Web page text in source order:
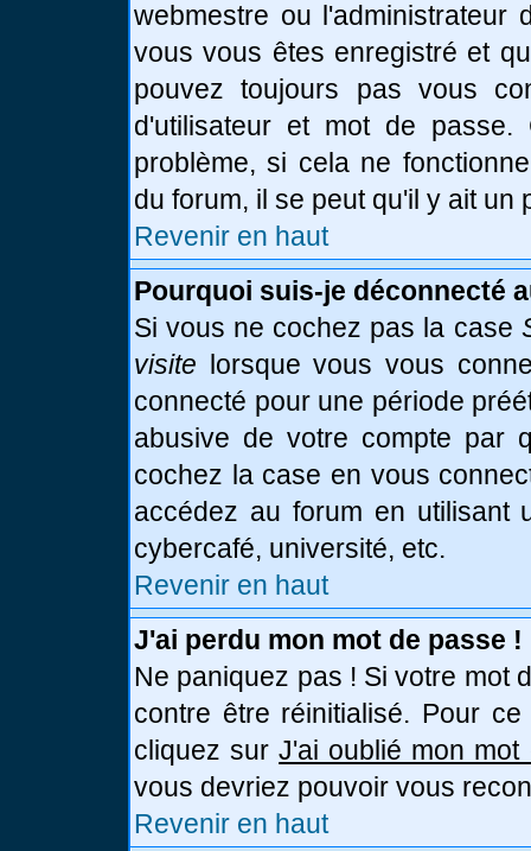
webmestre ou l'administrateur
vous vous êtes enregistré et
pouvez toujours pas vous
d'utilisateur et mot de
problème, si cela ne
du forum, il se peut qu'il y ait un
Revenir en haut
Pourquoi suis-je déconnecté
Si vous ne cochez pas la case
visite lorsque vous vous
connecté pour une période
abusive de votre compte par
cochez la case en vous
accédez au forum en utilisant
cybercafé, université, etc.
Revenir en haut
J'ai perdu mon mot de passe !
Ne paniquez pas ! Si votre mot
contre être réinitialisé. Pour
cliquez surJ'ai oublié mon mot
vous devriez pouvoir vous
Revenir en haut